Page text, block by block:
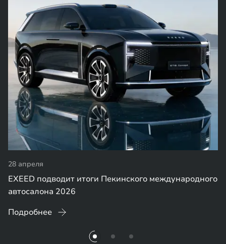
28 апреля
EXEED подводит итоги Пекинского международного
автосалона 2026
Подробнее